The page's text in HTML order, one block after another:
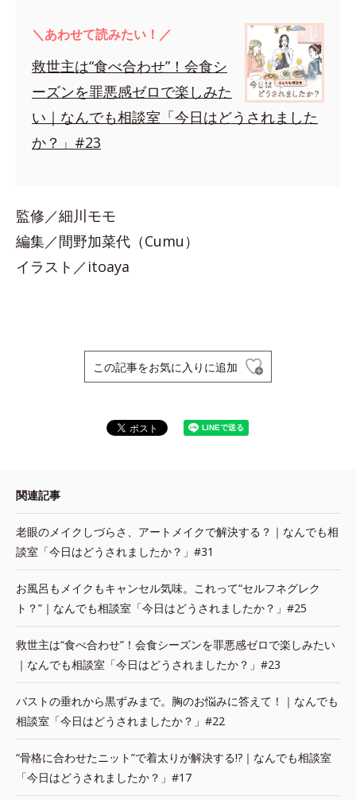
＼あわせて読みたい！／
救世主は“食べ合わせ”！会食シ
ーズンを罪悪感ゼロで楽しみた
い｜なんでも相談室「今日はどうされました
か？」#23
監修／細川モモ
編集／間野加菜代（Cumu）
イラスト／itoaya
この記事をお気に入りに追加
関連記事
老眼のメイクしづらさ、アートメイクで解決する？｜なんでも相
談室「今日はどうされましたか？」#31
お風呂もメイクもキャンセル気味。これって“セルフネグレク
ト？”｜なんでも相談室「今日はどうされましたか？」#25
救世主は“食べ合わせ”！会食シーズンを罪悪感ゼロで楽しみたい
｜なんでも相談室「今日はどうされましたか？」#23
バストの垂れから黒ずみまで。胸のお悩みに答えて！｜なんでも
相談室「今日はどうされましたか？」#22
“骨格に合わせたニット”で着太りが解決する!?｜なんでも相談室
「今日はどうされましたか？」#17